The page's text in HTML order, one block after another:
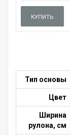
КУПИТЬ
Тип основы
Цвет
Ширина
рулона, см